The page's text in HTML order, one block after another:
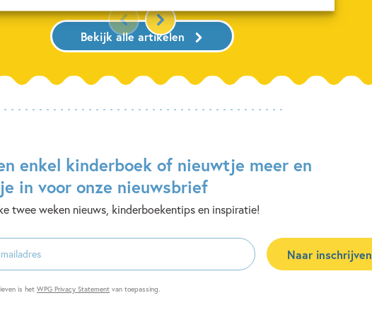
Bekijk alle artikelen
enkel kinderboek of nieuwtje meer en
in voor onze nieuwsbrief
twee weken nieuws, kinderboekentips en inspiratie!
Naar inschrijven
is het WPG Privacy Statement van toepassing.